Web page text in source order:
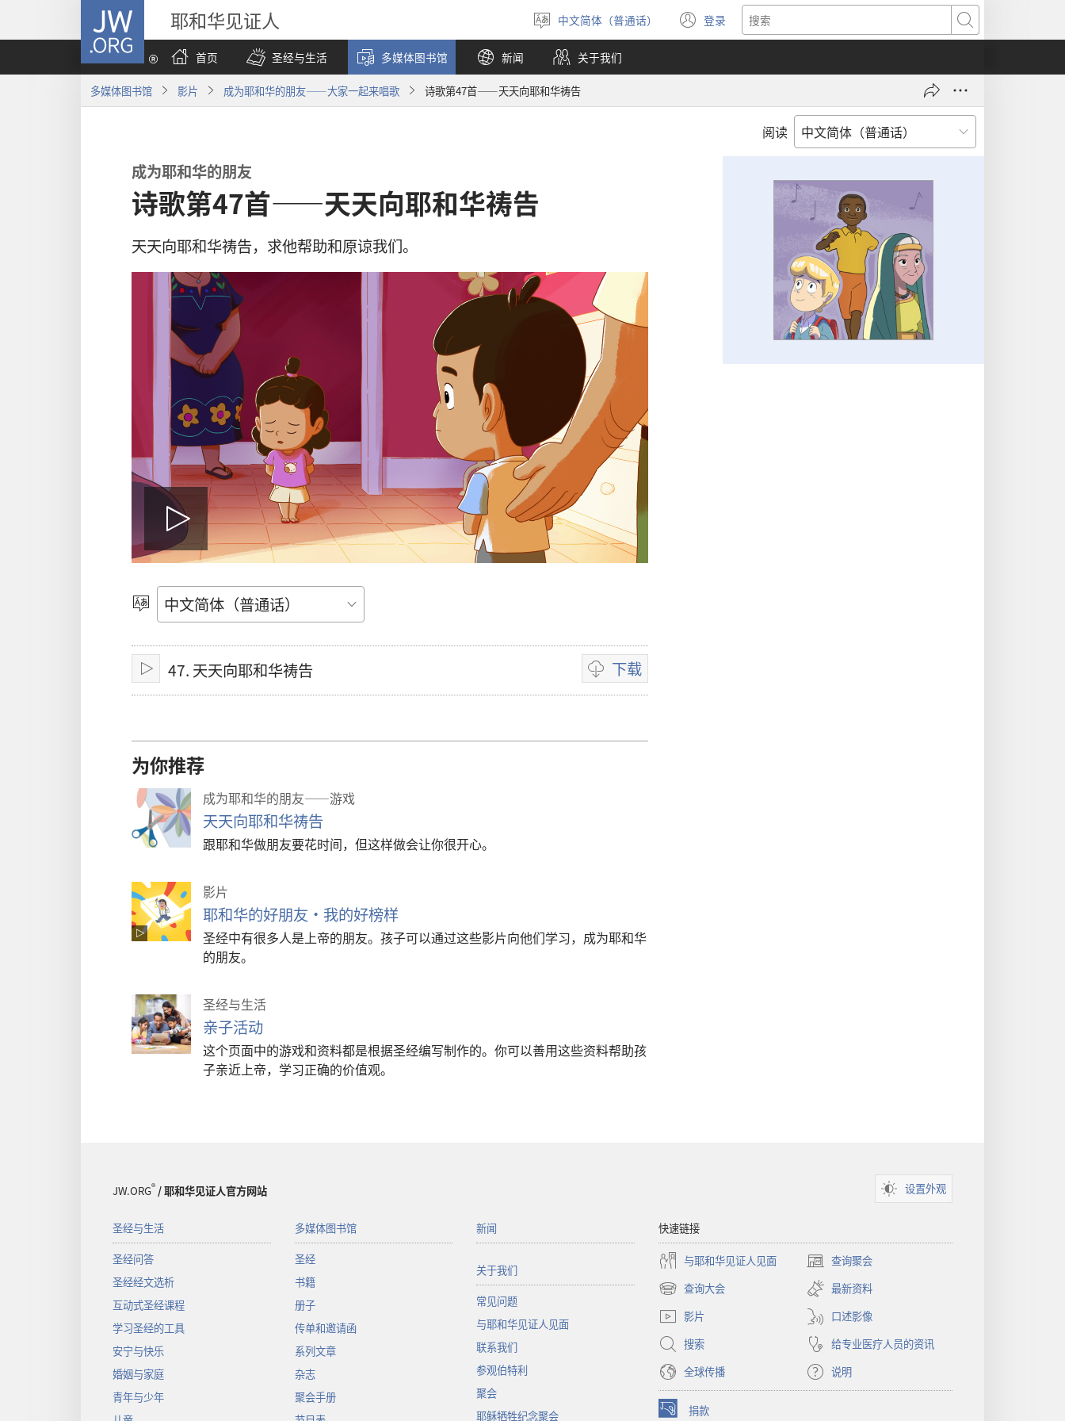
JW.ORG 耶和华见证人
选
择
语
言
中文简体（普通话） 登录
（打
开
窗
搜
索
首页
圣经与生活 多媒体图书馆 新闻 关于我们
多媒体图书馆 影片 成为耶和华的朋友——大家一起来唱歌 诗歌第47首——天天向耶和华祷告
阅读
成为耶和华的朋友
诗歌第47首——天天向耶和华祷告
天天向耶和华祷告，求他帮助和原谅我们。
播
放
影
选
语
言播
放
47. 天天向耶和华祷告 下载
影
片
载
为你推荐
成为耶和华的朋友——游戏
天天向耶和华祷告
跟耶和华做朋友要花时间，但这样做会让你很开心。
影片
耶和华的好朋友·我的好榜样
圣经中有很多人是上帝的朋友。孩子可以通过这些影片向他们学习，成为耶和华
的朋友。
圣经与生活
亲子活动
这个页面中的游戏和资料都是根据圣经编写制作的。你可以善用这些资料帮助孩
子亲近上帝，学习正确的价值观。
JW.ORG®/ 耶和华见证人官方网站 设置外观
圣经与生活
圣经问答
圣经经文选析
互动式圣经课程
学习圣经的工具
安宁与快乐
婚姻与家庭
青年与少年
多媒体图书馆
圣经
书籍
册子
传单和邀请函
系列文章
杂志
聚会手册
新闻
关于我们
常见问题
与耶和华见证人见面
联系我们
参观伯特利
聚会
耶稣牺牲纪念聚会
快速链接
与耶和华见证人见面 查询聚会
（打
开
新
窗
口）
查询大会
（打
开
新
窗
口）
最新资料
影片
口述影像
搜索
给专业医疗人员的资讯
全球传播
说明
捐款
（打